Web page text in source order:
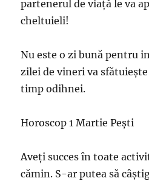
partenerul de viață le va
cheltuieli!
Nu este o zi bună pentru
zilei de vineri va
timp odihnei.
Horoscop 1 Martie Pești
Aveți succes în toate
cămin. S-ar putea să